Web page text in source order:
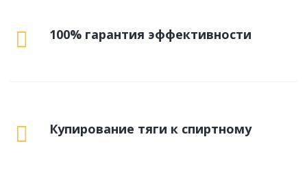
100% гарантия эффективности
Купирование тяги к спиртному